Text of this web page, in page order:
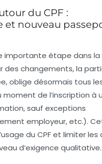
du CPF :
et nouveau
importante étape dans la
des changements, la
oblige désormais tous
moment de l’inscription à
sauf exceptions
employeur, etc.).
du CPF et limiter les
d’exigence qualitative.